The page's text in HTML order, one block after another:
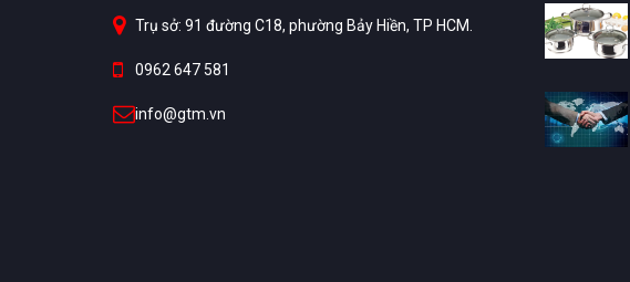
Trụ sở: 91 đường C18, phường Bảy Hiền, TP HCM.
0962 647 581
info@gtm.vn